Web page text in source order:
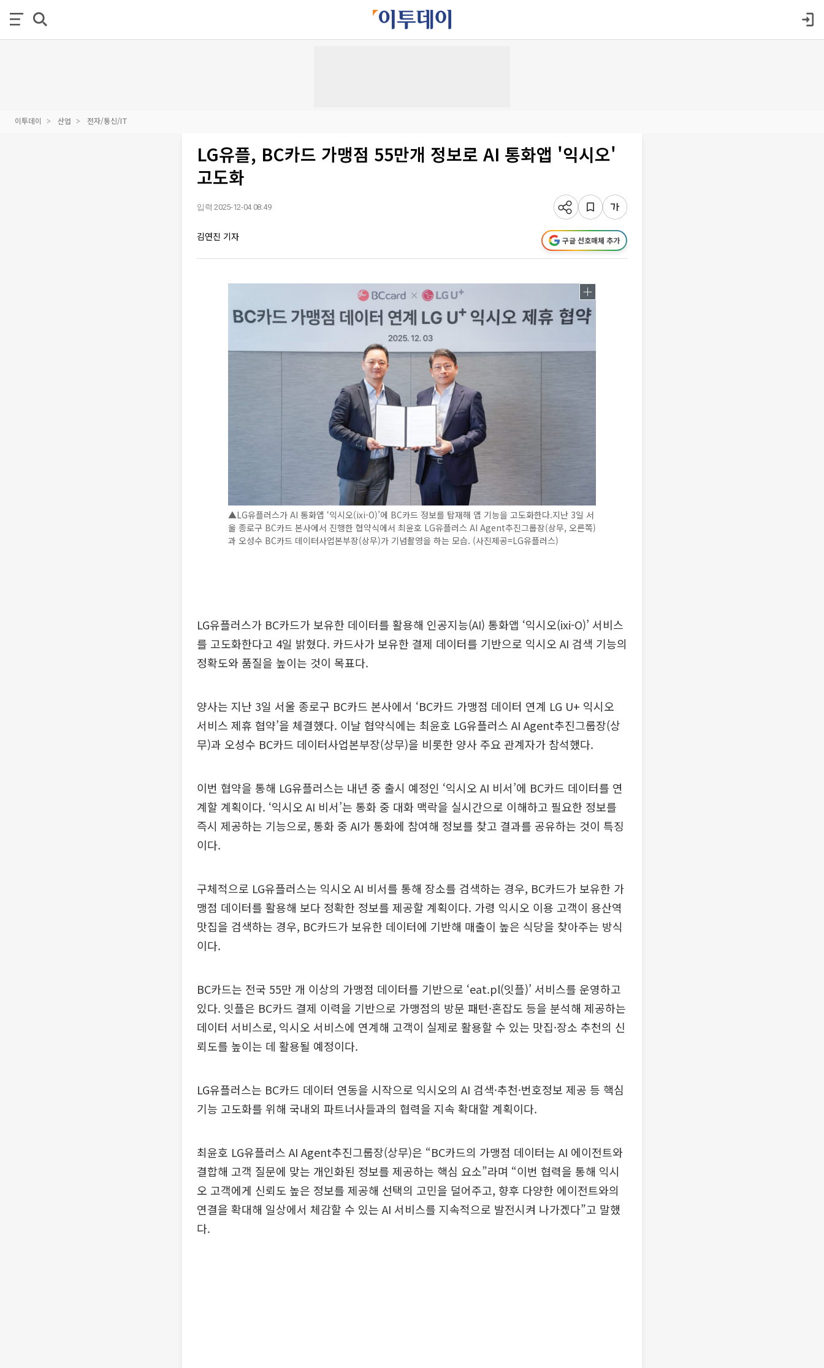
이투데이 산업 전자/통신/IT
LG유플, BC카드 가맹점 55만개 정보로 AI 통화앱 '익시오'
고도화
입력 2025-12-04 08:49
김연진 기자 구글 선호매체 추가
▲LG유플러스가 AI 통화앱 ‘익시오(ixi-O)’에 BC카드 정보를 탑재해 앱 기능을 고도화한다.지난 3일 서
울 종로구 BC카드 본사에서 진행한 협약식에서 최윤호 LG유플러스 AI Agent추진그룹장(상무, 오른쪽)
과 오성수 BC카드 데이터사업본부장(상무)가 기념촬영을 하는 모습. (사진제공=LG유플러스)
LG유플러스가 BC카드가 보유한 데이터를 활용해 인공지능(AI) 통화앱 ‘익시오(ixi-O)’ 서비스
를 고도화한다고 4일 밝혔다. 카드사가 보유한 결제 데이터를 기반으로 익시오 AI 검색 기능의
정확도와 품질을 높이는 것이 목표다.
양사는 지난 3일 서울 종로구 BC카드 본사에서 ‘BC카드 가맹점 데이터 연계 LG U+ 익시오
서비스 제휴 협약’을 체결했다. 이날 협약식에는 최윤호 LG유플러스 AI Agent추진그룹장(상
무)과 오성수 BC카드 데이터사업본부장(상무)을 비롯한 양사 주요 관계자가 참석했다.
이번 협약을 통해 LG유플러스는 내년 중 출시 예정인 ‘익시오 AI 비서’에 BC카드 데이터를 연
계할 계획이다. ‘익시오 AI 비서’는 통화 중 대화 맥락을 실시간으로 이해하고 필요한 정보를
즉시 제공하는 기능으로, 통화 중 AI가 통화에 참여해 정보를 찾고 결과를 공유하는 것이 특징
이다.
구체적으로 LG유플러스는 익시오 AI 비서를 통해 장소를 검색하는 경우, BC카드가 보유한 가
맹점 데이터를 활용해 보다 정확한 정보를 제공할 계획이다. 가령 익시오 이용 고객이 용산역
맛집을 검색하는 경우, BC카드가 보유한 데이터에 기반해 매출이 높은 식당을 찾아주는 방식
이다.
BC카드는 전국 55만 개 이상의 가맹점 데이터를 기반으로 ‘eat.pl(잇플)’ 서비스를 운영하고
있다. 잇플은 BC카드 결제 이력을 기반으로 가맹점의 방문 패턴·혼잡도 등을 분석해 제공하는
데이터 서비스로, 익시오 서비스에 연계해 고객이 실제로 활용할 수 있는 맛집·장소 추천의 신
뢰도를 높이는 데 활용될 예정이다.
LG유플러스는 BC카드 데이터 연동을 시작으로 익시오의 AI 검색·추천·번호정보 제공 등 핵심
기능 고도화를 위해 국내외 파트너사들과의 협력을 지속 확대할 계획이다.
최윤호 LG유플러스 AI Agent추진그룹장(상무)은 “BC카드의 가맹점 데이터는 AI 에이전트와
결합해 고객 질문에 맞는 개인화된 정보를 제공하는 핵심 요소”라며 “이번 협력을 통해 익시
오 고객에게 신뢰도 높은 정보를 제공해 선택의 고민을 덜어주고, 향후 다양한 에이전트와의
연결을 확대해 일상에서 체감할 수 있는 AI 서비스를 지속적으로 발전시켜 나가겠다”고 말했
다.